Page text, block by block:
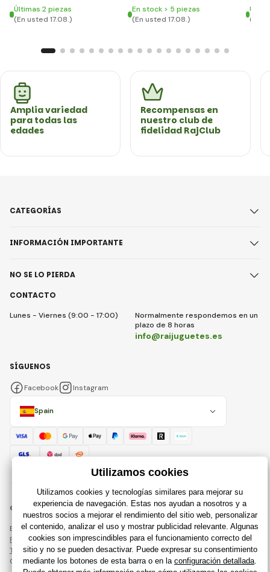
Últimas 2 piezas
(En usted 17.08.)
En stock > 5 piezas
(En usted 17.08.)
(En
Amplia variedad
para todas las
edades
Recompensas en
nuestro club de
fidelidad RajClub
CONTACTO
Lunes - Viernes (9:00 - 17:00)
Normalmente respondemos en un
plazo de 8 horas
info@raijuguetes.es
CATEGORÍAS
INFORMACIÓN IMPORTANTE
NO SE LO PIERDA
Spain
SÍGUENOS
Facebook Instagram
© 2018 - 2026 Raijuguetes.es, Todos los derechos reservados
Esta página está protegida por reCAPTCHA y se aplican
Política de privacidadcompañías de Google y su
Términos y condiciones
Creación de tiendas en línea eficientes desdeRIESENIA